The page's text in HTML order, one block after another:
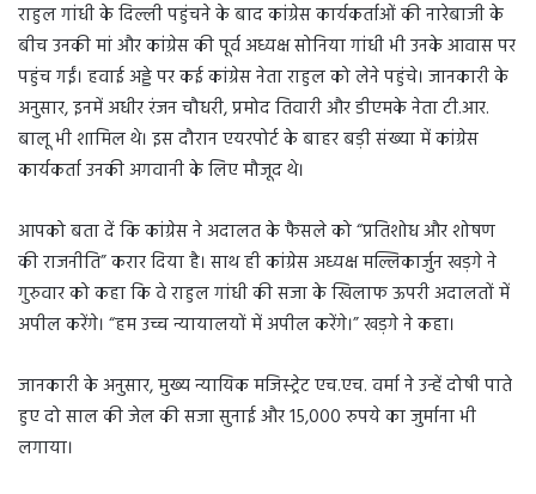
राहुल गांधी के दिल्ली पहुंचने के बाद कांग्रेस कार्यकर्ताओं की नारेबाजी के
बीच उनकी मां और कांग्रेस की पूर्व अध्यक्ष सोनिया गांधी भी उनके आवास पर
पहुंच गईं। हवाई अड्डे पर कई कांग्रेस नेता राहुल को लेने पहुंचे। जानकारी के
अनुसार, इनमें अधीर रंजन चौधरी, प्रमोद तिवारी और डीएमके नेता टी.आर.
बालू भी शामिल थे। इस दौरान एयरपोर्ट के बाहर बड़ी संख्या में कांग्रेस
कार्यकर्ता उनकी अगवानी के लिए मौजूद थे।
आपको बता दें कि कांग्रेस ने अदालत के फैसले को “प्रतिशोध और शोषण
की राजनीति” करार दिया है। साथ ही कांग्रेस अध्यक्ष मल्लिकार्जुन खड़गे ने
गुरुवार को कहा कि वे राहुल गांधी की सजा के खिलाफ ऊपरी अदालतों में
अपील करेंगे। “हम उच्च न्यायालयों में अपील करेंगे।” खड़गे ने कहा।
जानकारी के अनुसार, मुख्य न्यायिक मजिस्ट्रेट एच.एच. वर्मा ने उन्हें दोषी पाते
हुए दो साल की जेल की सजा सुनाई और 15,000 रुपये का जुर्माना भी
लगाया।